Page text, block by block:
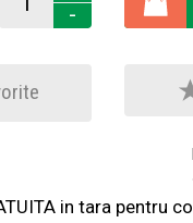
-
in tara pentru